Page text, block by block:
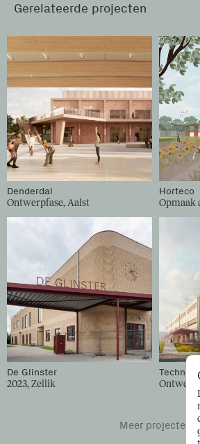
Gerelateerde projecten
Denderdal
Ontwerpfase, Aalst
Horteco
Opmaak
De Glinster
2023, Zellik
Meer projecten